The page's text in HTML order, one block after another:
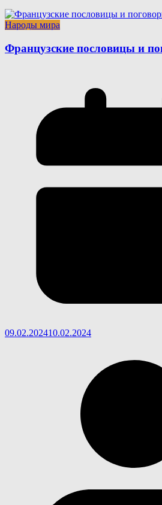
Народы мира
Французские пословицы и
09.02.202410.02.2024